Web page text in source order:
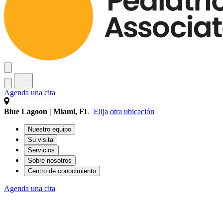
Agenda una cita
Blue Lagoon | Miami, FL Elija otra ubicación
Nuestro equipo
Su visita
Servicios
Sobre nosotros
Centro de conocimiento
Agenda una cita